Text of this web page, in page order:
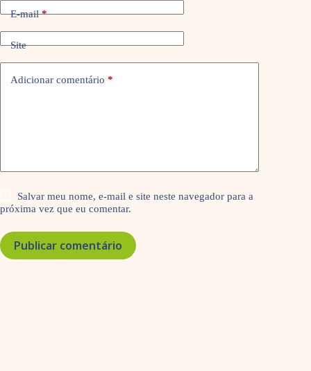
E-mail*
Site
Adicionar comentário *
Salvar meu nome, e-mail e site neste navegador para a
próxima vez que eu comentar.
Publicar comentário